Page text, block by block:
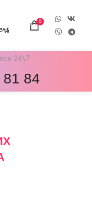
0
24\7
81 84